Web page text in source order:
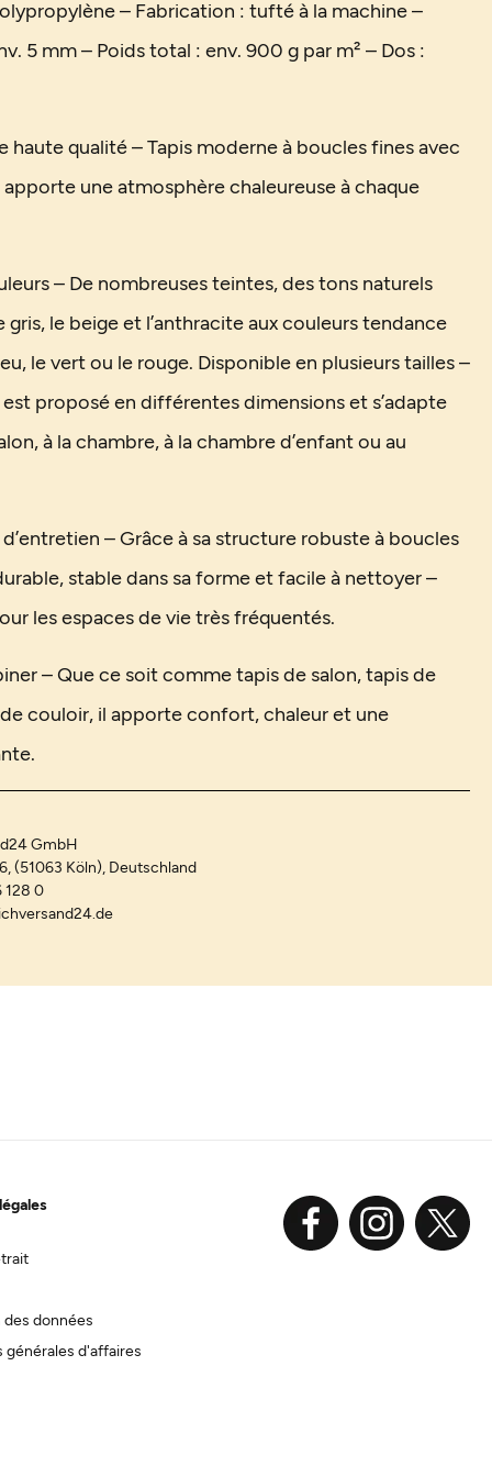
– Fabrication : tufté à la machine –
5 mm – Poids total : env. 900 g par m² – Dos :
haute qualité – Tapis moderne à boucles fines avec
une atmosphère chaleureuse à chaque
– De nombreuses teintes, des tons naturels
le beige et l’anthracite aux couleurs tendance
le vert ou le rouge. Disponible en plusieurs tailles –
proposé en différentes dimensions et s’adapte
à la chambre, à la chambre d’enfant ou au
– Grâce à sa structure robuste à boucles
stable dans sa forme et facile à nettoyer –
les espaces de vie très fréquentés.
– Que ce soit comme tapis de salon, tapis de
couloir, il apporte confort, chaleur et une
GmbH
(51063 Köln), Deutschland
128 0
données
générales d'affaires